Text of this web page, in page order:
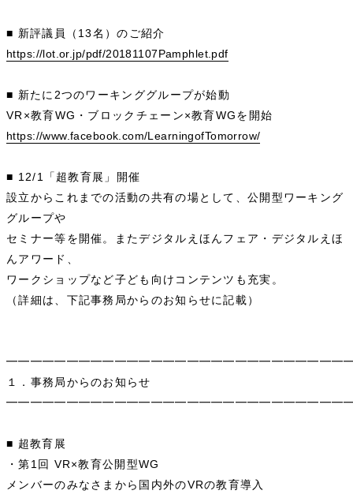
■ 新評議員（13名）のご紹介
https://lot.or.jp/pdf/20181107Pamphlet.pdf
■ 新たに2つのワーキンググループが始動
VR×教育WG・ブロックチェーン×教育WGを開始
https://www.facebook.com/LearningofTomorrow/
■ 12/1「超教育展」開催
設立からこれまでの活動の共有の場として、公開型ワーキング
グループや
セミナー等を開催。またデジタルえほんフェア・デジタルえほ
んアワード、
ワークショップなど子ども向けコンテンツも充実。
（詳細は、下記事務局からのお知らせに記載）
１．事務局からのお知らせ
■ 超教育展
・第1回 VR×教育公開型WG
メンバーのみなさまから国内外のVRの教育導入